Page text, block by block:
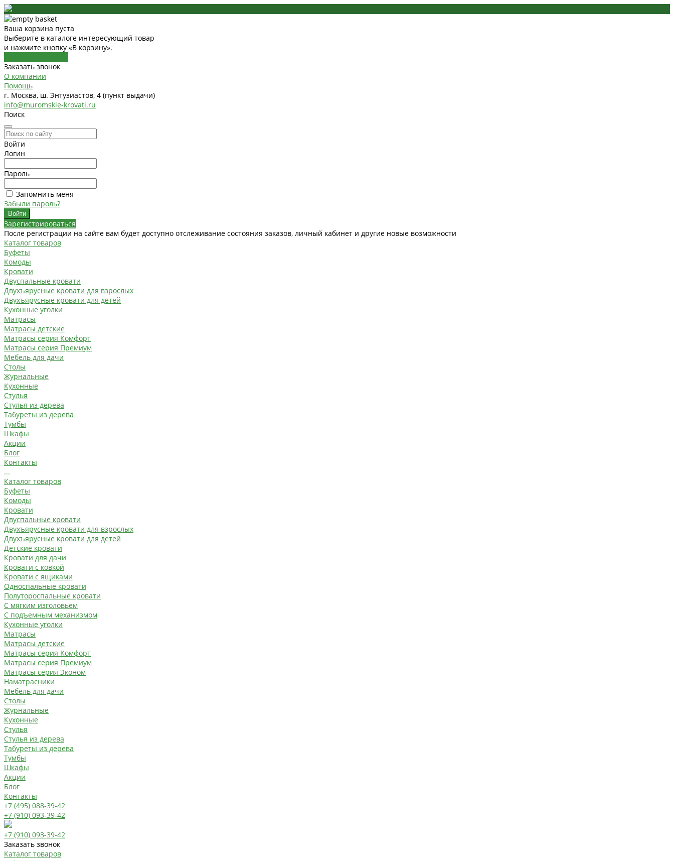
Ваша корзина пуста
Выберите в каталоге интересующий товар
и нажмите кнопку «В корзину».
Заказать звонок
О компании
Помощь
г. Москва, ш. Энтузиастов, 4 (пункт выдачи)
info@muromskie-krovati.ru
Поиск
Войти
Логин
Пароль
Запомнить меня
Забыли пароль?
Зарегистрироваться
После регистрации на сайте вам будет доступно отслеживание состояния заказов, личный кабинет и другие новые возможности
Каталог товаров
Буфеты
Комоды
Кровати
Двуспальные кровати
Двухъярусные кровати для взрослых
Двухъярусные кровати для детей
Кухонные уголки
Матрасы
Матрасы детские
Матрасы серия Комфорт
Матрасы серия Премиум
Мебель для дачи
Столы
Журнальные
Кухонные
Стулья
Стулья из дерева
Табуреты из дерева
Тумбы
Шкафы
Акции
Блог
Контакты
...
Каталог товаров
Буфеты
Комоды
Кровати
Двуспальные кровати
Двухъярусные кровати для взрослых
Двухъярусные кровати для детей
Детские кровати
Кровати для дачи
Кровати с ковкой
Кровати с ящиками
Односпальные кровати
Полутороспальные кровати
С мягким изголовьем
С подъемным механизмом
Кухонные уголки
Матрасы
Матрасы детские
Матрасы серия Комфорт
Матрасы серия Премиум
Матрасы серия Эконом
Наматрасники
Мебель для дачи
Столы
Журнальные
Кухонные
Стулья
Стулья из дерева
Табуреты из дерева
Тумбы
Шкафы
Акции
Блог
Контакты
+7 (495) 088-39-42
+7 (910) 093-39-42
+7 (910) 093-39-42
Заказать звонок
Каталог товаров